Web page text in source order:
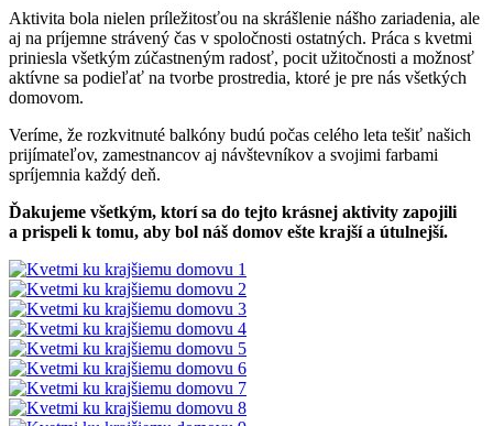
Aktivita bola nielen príležitosťou na skrášlenie nášho zariadenia, ale
aj na príjemne strávený čas v spoločnosti ostatných. Práca s kvetmi
priniesla všetkým zúčastneným radosť, pocit užitočnosti a možnosť
aktívne sa podieľať na tvorbe prostredia, ktoré je pre nás všetkých
domovom.
Veríme, že rozkvitnuté balkóny budú počas celého leta tešiť našich
prijímateľov, zamestnancov aj návštevníkov a svojimi farbami
spríjemnia každý deň.
Ďakujeme všetkým, ktorí sa do tejto krásnej aktivity zapojili
a prispeli k tomu, aby bol náš domov ešte krajší a útulnejší.